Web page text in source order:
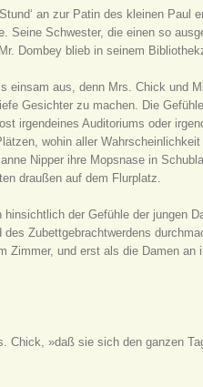
an zur Patin des kleinen
Seine Schwester, die einen so
Dombey blieb in seinem
einsam aus, denn Mrs. Chick und
Gesichter zu machen. Die
irgendeines Auditoriums oder
wohin aller
Nipper ihre Mopsnase in
draußen auf dem Flurplatz.
der Gefühle der jungen
Zubettgebrachtwerdens
Zimmer, und erst als die Damen
Chick, »daß sie sich den ganzen